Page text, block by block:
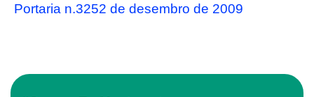
Portaria n.3252 de desembro de 2009